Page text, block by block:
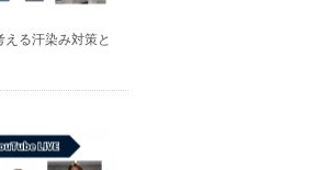
える汗染み対策と